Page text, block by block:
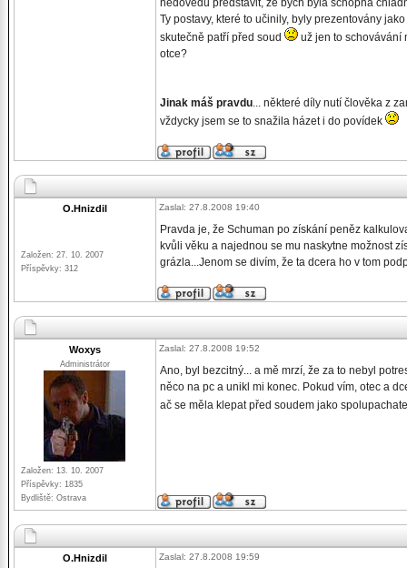
nedovedu představit, že bych byla schopna
Ty postavy, které to učinily, byly prezentovány
skutečně patří před soud
už jen to schovávání
otce?
Jinak máš pravdu... některé díly nutí člověka z
vždycky jsem se to snažila házet i do povídek
O.Hnizdil
Založen: 27. 10. 2007
Příspěvky: 312
Zaslal: 27.8.2008 19:40
Pravda je, že Schuman po získání peněz
kvůli věku a najednou se mu naskytne možnost
grázla...Jenom se divím, že ta dcera ho v tom
Woxys
Administrátor
Založen: 13. 10. 2007
Příspěvky: 1835
Bydliště: Ostrava
Zaslal: 27.8.2008 19:52
Ano, byl bezcitný... a mě mrzí, že za to nebyl
něco na pc a unikl mi konec. Pokud vím, otec a
ač se měla klepat před soudem jako
O.Hnizdil Zaslal: 27.8.2008 19:59